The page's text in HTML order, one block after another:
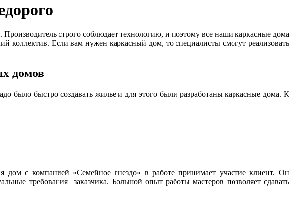
строго соблюдает технологию, и поэтому все наши каркасные дома
коллектив. Если вам нужен каркасный дом, то специалисты смогут реализовать
домов
было быстро создавать жилье и для этого были разработаны каркасные дома. К
с компанией «Семейное гнездо» в работе принимает участие клиент. Он
требования заказчика. Большой опыт работы мастеров позволяет сдавать